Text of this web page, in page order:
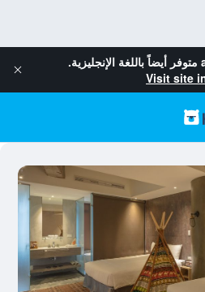
متوفر أيضاً باللغة الإنجليزية.
Visit site